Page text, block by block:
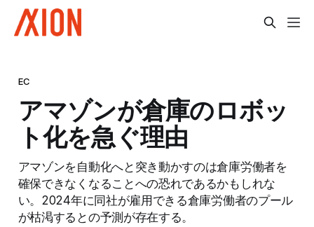
EC
アマゾンが倉庫のロボッ
ト化を急ぐ理由
アマゾンを自動化へと突き動かすのは倉庫労働者を
確保できなくなることへの恐れであるかもしれな
い。2024年に同社が雇用できる倉庫労働者のプール
が枯渇するとの予測が存在する。